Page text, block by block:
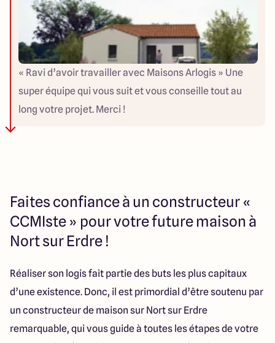
l'avancée des travaux avec des photos via
l’application était très appréciable. De bons échanges
avec l’ensemble de l’équipe tout au long du chantier.
Quelques petits oublis, mais toujours rattrapés. Un
chantier très propre. Une réception conforme à nos
attentes et de belles finitions. Merci à l’équipe de
Maisons Arlogis, nous dormons à point fermé dans
« Ravi d’avoir travailler avec Maisons Arlogis » Une
super équipe qui vous suit et vous conseille tout au
long votre projet. Merci !
Faites confiance à un constructeur «
CCMIste » pour votre future maison à
Nort sur Erdre !
Réaliser son logis fait partie des buts les plus capitaux
d’une existence. Donc, il est primordial d’être soutenu par
un constructeur de maison sur Nort sur Erdre
remarquable, qui vous guide à toutes les étapes de votre